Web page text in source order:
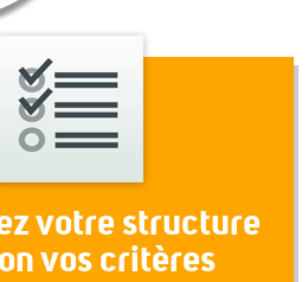
votre structure
vos critères